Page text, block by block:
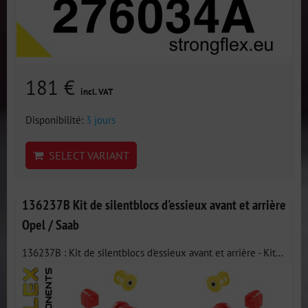
181 € incl. VAT
Disponibilité: 3 jours
SELECT VARIANT
136237B Kit de silentblocs d'essieux avant et arrière
Opel / Saab
136237B : Kit de silentblocs d'essieux avant et arrière - Kit...